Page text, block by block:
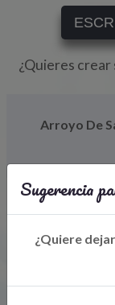
¿Quieres crear
Arroyo De
Sugerencia
¿Quiere